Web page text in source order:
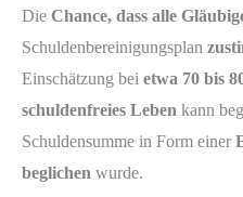
Die Chance, dass alle
Schuldenbereinigungsplan
Einschätzung bei etwa 70 bis
schuldenfreies Leben kann
Schuldensumme in Form einer
beglichen wurde.